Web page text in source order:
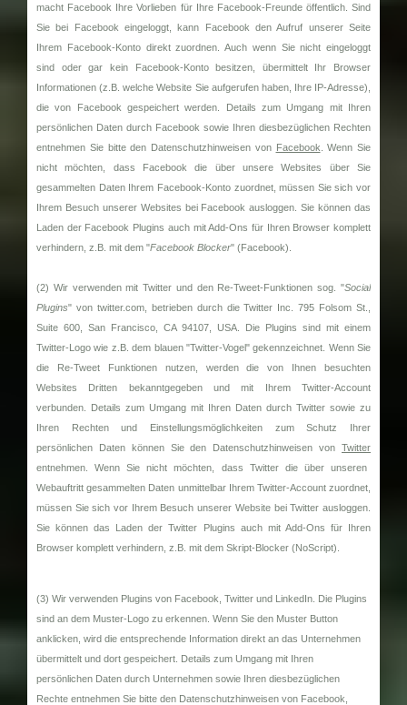
macht Facebook Ihre Vorlieben für Ihre Facebook-Freunde öffentlich. Sind
Sie bei Facebook eingeloggt, kann Facebook den Aufruf unserer Seite
Ihrem Facebook-Konto direkt zuordnen. Auch wenn Sie nicht eingeloggt
sind oder gar kein Facebook-Konto besitzen, übermittelt Ihr Browser
Informationen (z.B. welche Website Sie aufgerufen haben, Ihre IP-Adresse),
die von Facebook gespeichert werden. Details zum Umgang mit Ihren
persönlichen Daten durch Facebook sowie Ihren diesbezüglichen Rechten
entnehmen Sie bitte den Datenschutzhinweisen von Facebook . Wenn Sie
nicht möchten, dass Facebook die über unsere Websites über Sie
gesammelten Daten Ihrem Facebook-Konto zuordnet, müssen Sie sich vor
Ihrem Besuch unserer Websites bei Facebook ausloggen. Sie können das
Laden der Facebook Plugins auch mit Add-Ons für Ihren Browser komplett
verhindern, z.B. mit dem "Facebook Blocker" (Facebook).
(2) Wir verwenden mit Twitter und den Re-Tweet-Funktionen sog. "Social
Plugins" von twitter.com, betrieben durch die Twitter Inc. 795 Folsom St.,
Suite 600, San Francisco, CA 94107, USA. Die Plugins sind mit einem
Twitter-Logo wie z.B. dem blauen "Twitter-Vogel" gekennzeichnet. Wenn Sie
die Re-Tweet Funktionen nutzen, werden die von Ihnen besuchten
Websites Dritten bekanntgegeben und mit Ihrem Twitter-Account
verbunden. Details zum Umgang mit Ihren Daten durch Twitter sowie zu
Ihren Rechten und Einstellungsmöglichkeiten zum Schutz Ihrer
persönlichen Daten können Sie den Datenschutzhinweisen von Twitter
entnehmen. Wenn Sie nicht möchten, dass Twitter die über unseren
Webauftritt gesammelten Daten unmittelbar Ihrem Twitter-Account zuordnet,
müssen Sie sich vor Ihrem Besuch unserer Website bei Twitter ausloggen.
Sie können das Laden der Twitter Plugins auch mit Add-Ons für Ihren
Browser komplett verhindern, z.B. mit dem Skript-Blocker (NoScript).
(3) Wir verwenden Plugins von Facebook, Twitter und LinkedIn. Die Plugins
sind an dem Muster-Logo zu erkennen. Wenn Sie den Muster Button
anklicken, wird die entsprechende Information direkt an das Unternehmen
übermittelt und dort gespeichert. Details zum Umgang mit Ihren
persönlichen Daten durch Unternehmen sowie Ihren diesbezüglichen
Rechte entnehmen Sie bitte den Datenschutzhinweisen von Facebook,